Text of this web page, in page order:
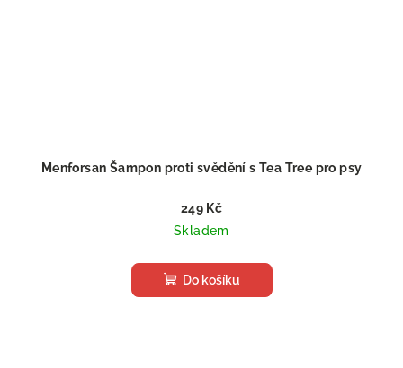
Menforsan Šampon proti svědění s Tea Tree pro psy
249 Kč
Skladem
Do košíku